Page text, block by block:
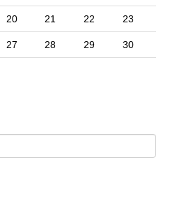
20 21 22 23
27 28 29 30